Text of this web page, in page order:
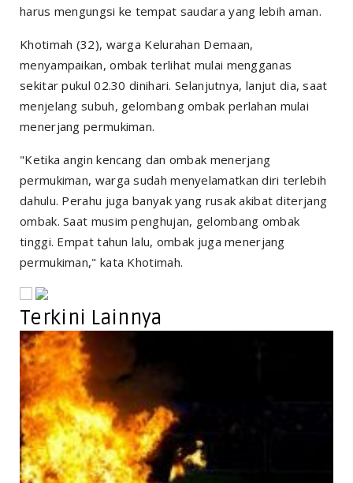
harus mengungsi ke tempat saudara yang lebih aman.
Khotimah (32), warga Kelurahan Demaan,
menyampaikan, ombak terlihat mulai mengganas
sekitar pukul 02.30 dinihari. Selanjutnya, lanjut dia, saat
menjelang subuh, gelombang ombak perlahan mulai
menerjang permukiman.
"Ketika angin kencang dan ombak menerjang
permukiman, warga sudah menyelamatkan diri terlebih
dahulu. Perahu juga banyak yang rusak akibat diterjang
ombak. Saat musim penghujan, gelombang ombak
tinggi. Empat tahun lalu, ombak juga menerjang
permukiman," kata Khotimah.
Terkini Lainnya